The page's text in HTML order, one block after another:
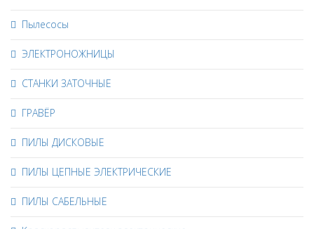
Пылесосы
ЭЛЕКТРОНОЖНИЦЫ
СТАНКИ ЗАТОЧНЫЕ
ГРАВЁР
ПИЛЫ ДИСКОВЫЕ
ПИЛЫ ЦЕПНЫЕ ЭЛЕКТРИЧЕСКИЕ
ПИЛЫ САБЕЛЬНЫЕ